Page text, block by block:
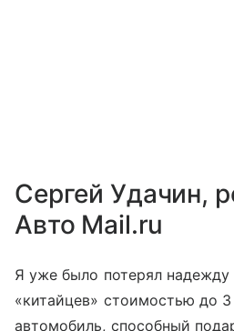
Сергей Удачин,
Авто Mail.ru
Я уже было потерял надежду
«китайцев» стоимостью до
автомобиль, способный